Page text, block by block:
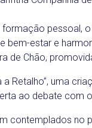
pessoal,
bem-estar e
de Chão,
Retalho”, uma
ao debate com
contemplados